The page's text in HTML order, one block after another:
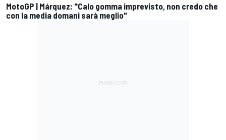
MotoGP | Márquez: "Calo gomma imprevisto, non credo che
con la media domani sarà meglio"